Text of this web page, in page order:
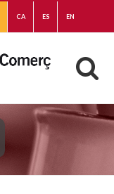
CA ES EN